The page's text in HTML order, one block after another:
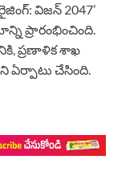
విజన్ 2047’
ప్రారంభించింది.
ప్రణాళిక శాఖ
ఏర్పాటు చేసింది.